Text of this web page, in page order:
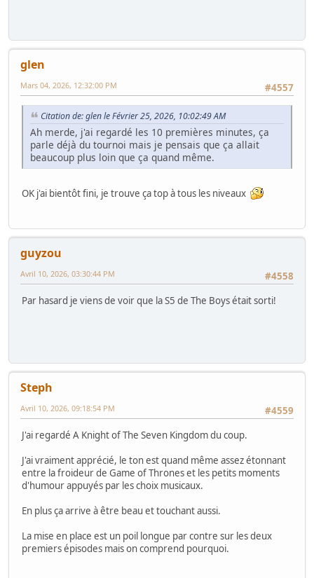
glen
#4557
Mars 04, 2026, 12:32:00 PM
Citation de: glen le Février 25, 2026, 10:02:49 AM
Ah merde, j'ai regardé les 10 premières minutes, ça
parle déjà du tournoi mais je pensais que ça allait
beaucoup plus loin que ça quand même.
OK j'ai bientôt fini, je trouve ça top à tous les niveaux
guyzou
#4558
Avril 10, 2026, 03:30:44 PM
Par hasard je viens de voir que la S5 de The Boys était sorti!
Steph
#4559
Avril 10, 2026, 09:18:54 PM
J'ai regardé A Knight of The Seven Kingdom du coup.
J'ai vraiment apprécié, le ton est quand même assez étonnant
entre la froideur de Game of Thrones et les petits moments
d'humour appuyés par les choix musicaux.
En plus ça arrive à être beau et touchant aussi.
La mise en place est un poil longue par contre sur les deux
premiers épisodes mais on comprend pourquoi.